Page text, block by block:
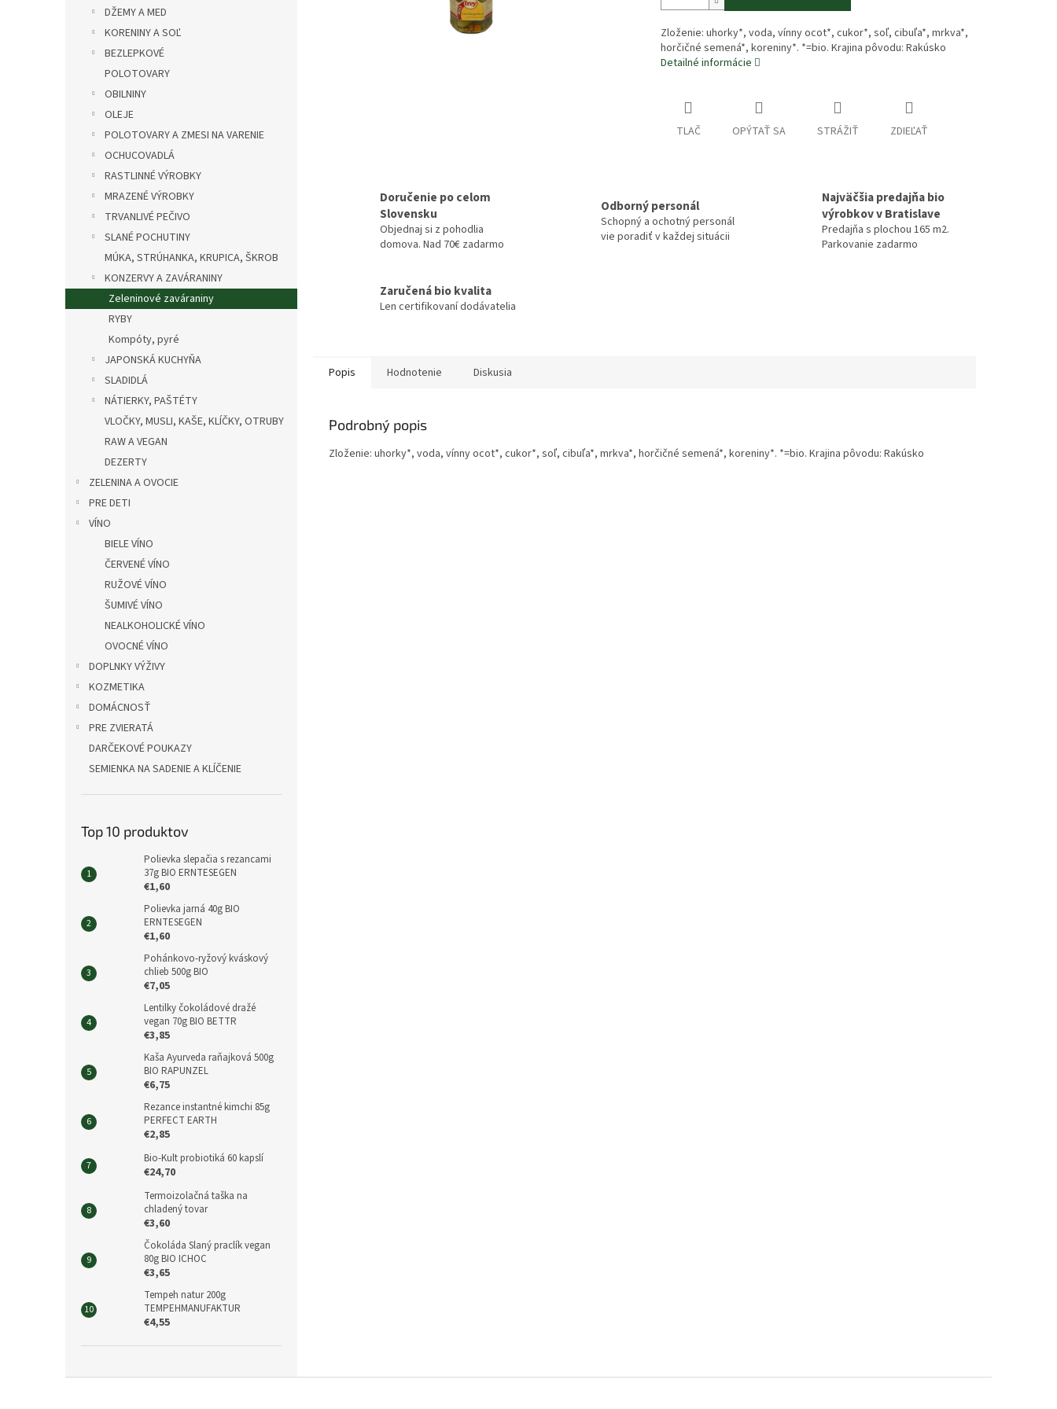
DŽEMY A MED
KORENINY A SOĽ
BEZLEPKOVÉ
POLOTOVARY
OBILNINY
OLEJE
POLOTOVARY A ZMESI NA VARENIE
OCHUCOVADLÁ
RASTLINNÉ VÝROBKY
MRAZENÉ VÝROBKY
TRVANLIVÉ PEČIVO
SLANÉ POCHUTINY
MÚKA, STRÚHANKA, KRUPICA, ŠKROB
KONZERVY A ZAVÁRANINY
Zeleninové zaváraniny
RYBY
Kompóty, pyré
JAPONSKÁ KUCHYŇA
SLADIDLÁ
NÁTIERKY, PAŠTÉTY
VLOČKY, MUSLI, KAŠE, KLÍČKY, OTRUBY
RAW A VEGAN
DEZERTY
ZELENINA A OVOCIE
PRE DETI
VÍNO
BIELE VÍNO
ČERVENÉ VÍNO
RUŽOVÉ VÍNO
ŠUMIVÉ VÍNO
NEALKOHOLICKÉ VÍNO
OVOCNÉ VÍNO
DOPLNKY VÝŽIVY
KOZMETIKA
DOMÁCNOSŤ
PRE ZVIERATÁ
DARČEKOVÉ POUKAZY
SEMIENKA NA SADENIE A KLÍČENIE
Top 10 produktov
Polievka slepačia s rezancami
37g BIO ERNTESEGEN
€1,60
Polievka jarná 40g BIO
ERNTESEGEN
€1,60
Pohánkovo-ryžový kváskový
chlieb 500g BIO
€7,05
Lentilky čokoládové dražé
vegan 70g BIO BETTR
€3,85
Kaša Ayurveda raňajková 500g
BIO RAPUNZEL
€6,75
Rezance instantné kimchi 85g
PERFECT EARTH
€2,85
Bio-Kult probiotiká 60 kapslí
€24,70
Termoizolačná taška na
chladený tovar
€3,60
Čokoláda Slaný praclík vegan
80g BIO ICHOC
€3,65
Tempeh natur 200g
TEMPEHMANUFAKTUR
€4,55
Zloženie: uhorky*, voda, vínny ocot*, cukor*, soľ, cibuľa*, mrkva*,
horčičné semená*, koreniny*. *=bio. Krajina pôvodu: Rakúsko
Detailné informácie
TLAČ OPÝTAŤ SA STRÁŽIŤ ZDIEĽAŤ
Doručenie po celom
Slovensku
Objednaj si z pohodlia
domova. Nad 70€ zadarmo
Odborný personál
Schopný a ochotný personál
vie poradiť v každej situácii
Najväčšia predajňa bio
výrobkov v Bratislave
Predajňa s plochou 165 m2.
Parkovanie zadarmo
Zaručená bio kvalita
Len certifikovaní dodávatelia
Popis Hodnotenie Diskusia
Podrobný popis
Zloženie: uhorky*, voda, vínny ocot*, cukor*, soľ, cibuľa*, mrkva*, horčičné semená*, koreniny*. *=bio. Krajina pôvodu: Rakúsko